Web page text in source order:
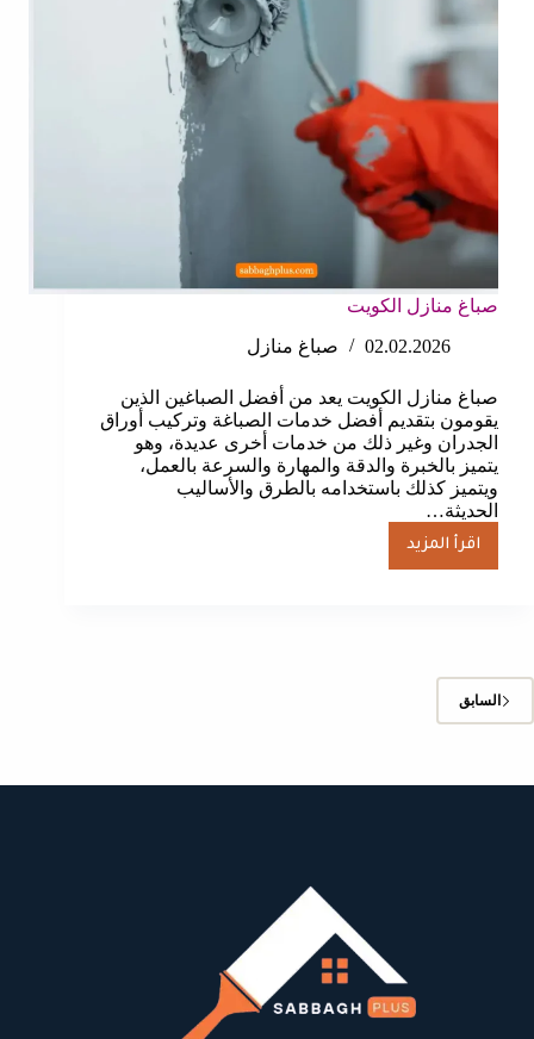
صباغ منازل الكويت
02.02.2026
صباغ منازل
صباغ منازل الكويت يعد من أفضل الصباغين الذين
يقومون بتقديم أفضل خدمات الصباغة وتركيب أوراق
الجدران وغير ذلك من خدمات أخرى عديدة، وهو
يتميز بالخبرة والدقة والمهارة والسرعة بالعمل،
ويتميز كذلك باستخدامه بالطرق والأساليب
الحديثة…
اقرأ المزيد
صباغ
منازل
السابق